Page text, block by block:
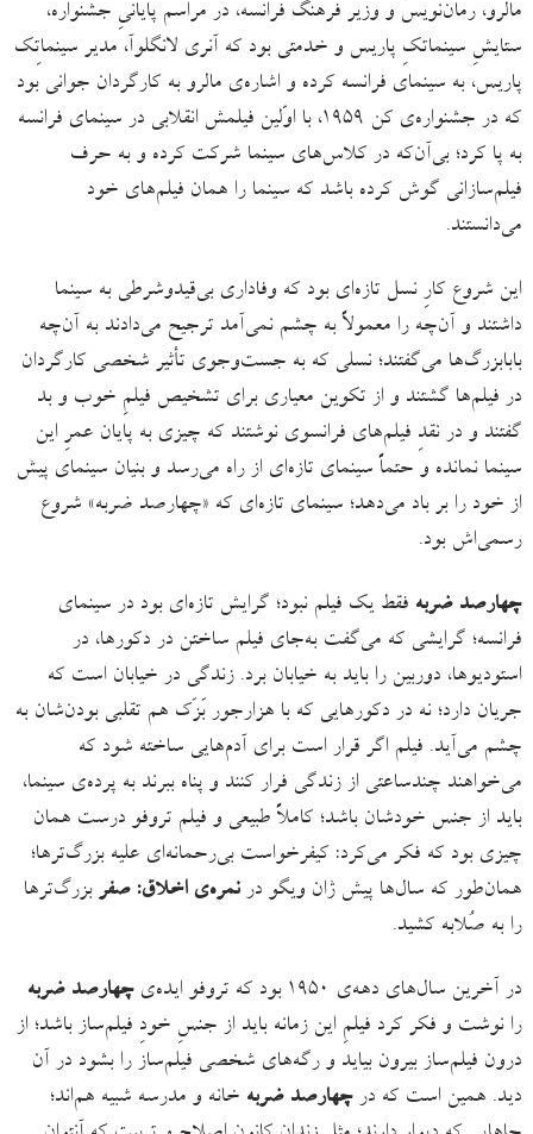
مالرو، رمان‌نویس و وزیر فرهنگ فرانسه‌، در مراسم پایانیِ جشنواره،
ستایشِ سینماتکِ پاریس و خدمتی بود که آنری لانگلوآ، مدیر سینماتِک
پاریس، به سینمای فرانسه کرده و اشاره‌ی مالرو به کارگردان جوانی بود
که در جشنواره‌ی کن ۱۹۵۹، با اوّلین فیلمش انقلابی در سینمای فرانسه
به پا کرد؛ بی‌آن‌که در کلاس‌های سینما شرکت کرده و به حرف
فیلم‌سازانی گوش کرده باشد که سینما را همان فیلم‌های خود
می‌دانستند.
این شروع کارِ نسل تازه‌ای بود که وفاداری بی‌قیدوشرطی به سینما
داشتند و آن‌چه را معمولاً به چشم نمی‌آمد ترجیح می‌دادند به آن‌چه
بابابزرگ‌ها می‌گفتند؛ نسلی که به جست‌وجوی تأثیر شخصی کارگردان
در فیلم‌ها گشتند و از تکوین معیاری برای تشخیص فیلمِ خوب و بد
گفتند و در نقدِ فیلم‌های فرانسوی نوشتند که چیزی به پایان عمرِ این
سینما نمانده و حتماً سینمای تازه‌ای از راه می‌رسد و بنیان سینمای پیش
از خود را بر باد می‌دهد؛ سینمای تازه‌ای که «چهارصد ضربه» شروع
رسمی‌اش بود.
چهارصد ضربه فقط یک فیلم نبود؛ گرایش تازه‌ای بود در سینمای
فرانسه؛ گرایشی که می‌گفت به‌جای فیلم‌ ساختن در دکورها، در
استودیوها، دوربین را باید به خیابان برد. زندگی در خیابان است که
جریان دارد؛ نه در دکورهایی که با هزارجور بَزَک هم تقلبی بودن‌شان به
چشم می‌آید. فیلم اگر قرار است برای آدم‌هایی ساخته شود که
می‌خواهند چندساعتی از زندگی فرار کنند و پناه ببرند به پرده‌ی سینما،
باید از جنس خودشان باشد؛ کاملاً طبیعی و فیلم تروفو درست همان
چیزی بود که فکر می‌کرد: کیفرخواست بی‌رحمانه‌ای علیه بزرگ‌ترها؛
همان‌طور که سال‌ها پیش ژان ویگو درنمره‌ی اخلاق: صفر بزرگ‌ترها
را به صُلابه کشید.
در آخرین سال‌های دهه‌ی ۱۹۵۰ بود که تروفو ایده‌ی
چهارصد ضربه
را نوشت و فکر کرد فیلمِ این زمانه‌ باید از جنسِ خودِ فیلم‌ساز باشد؛ از
درون فیلم‌ساز بیرون بیاید و رگه‌های شخصی فیلم‌ساز را بشود در آن
دید. همین است که در چهارصد ضربه خانه و مدرسه شبیه هم‌اند؛